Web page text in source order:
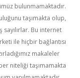
bulunmamaktadır.
taşımakta olup,
Bu internet
ile hiçbir bağlantısı
makaleler
niteliği taşımamakta